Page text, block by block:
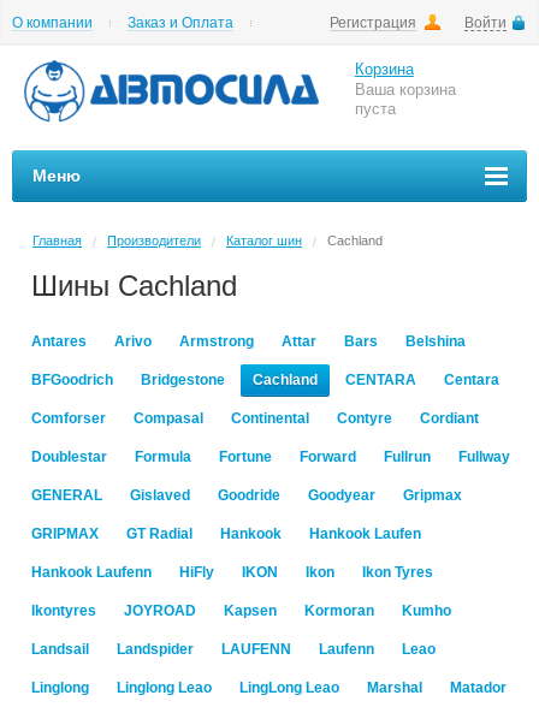
Регистрация Войти
О компании
Заказ и Оплата
Корзина
Ваша корзина
пуста
Меню
Главная / Производители / Каталог шин / Cachland
Шины Cachland
Antares Arivo Armstrong Attar Bars Belshina
BFGoodrich Bridgestone Cachland CENTARA Centara
Comforser Compasal Continental Contyre Cordiant
Doublestar Formula Fortune Forward Fullrun Fullway
GENERAL Gislaved Goodride Goodyear Gripmax
GRIPMAX GT Radial Hankook Hankook Laufen
Hankook Laufenn HiFly IKON Ikon Ikon Tyres
Ikontyres JOYROAD Kapsen Kormoran Kumho
Landsail Landspider LAUFENN Laufenn Leao
Linglong Linglong Leao LingLong Leao Marshal Matador